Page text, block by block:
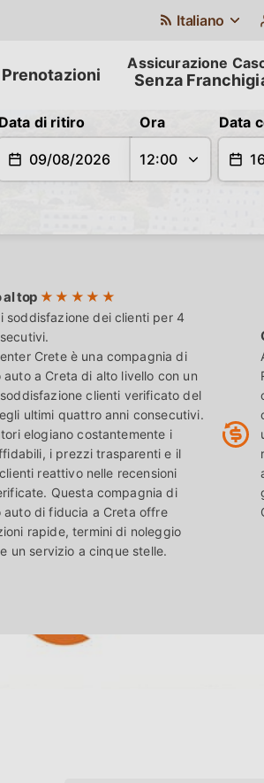
Italiano
Prenotazioni Senza
Data di ritiro Ora Data
al top
soddisfazione dei clienti per 4
Crete è una compagnia di
auto a Creta di alto livello con un
clienti verificato del
ultimi quattro anni consecutivi.
elogiano costantemente i
i prezzi trasparenti e il
reattivo nelle recensioni
Questa compagnia di
auto di fiducia a Creta offre
rapide, termini di noleggio
un servizio a cinque stelle.